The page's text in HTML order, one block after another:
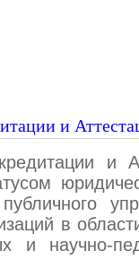
и
и
в
и научно-